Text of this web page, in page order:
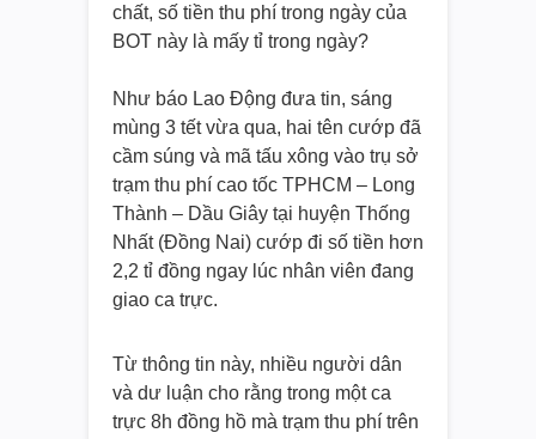
chất, số tiền thu phí trong ngày của
BOT này là mấy tỉ trong ngày?
Như báo Lao Động đưa tin, sáng
mùng 3 tết vừa qua, hai tên cướp đã
cầm súng và mã tấu xông vào trụ sở
trạm thu phí cao tốc TPHCM – Long
Thành – Dầu Giây tại huyện Thống
Nhất (Đồng Nai) cướp đi số tiền hơn
2,2 tỉ đồng ngay lúc nhân viên đang
giao ca trực.
Từ thông tin này, nhiều người dân
và dư luận cho rằng trong một ca
trực 8h đồng hồ mà trạm thu phí trên